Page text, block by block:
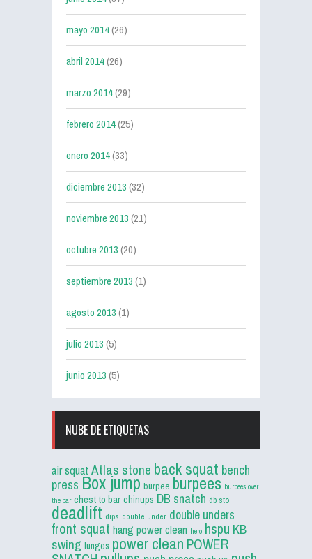
mayo 2014(26)
abril 2014(26)
marzo 2014(29)
febrero 2014(25)
enero 2014(33)
diciembre 2013(32)
noviembre 2013(21)
octubre 2013(20)
septiembre 2013(1)
agosto 2013(1)
julio 2013(5)
junio 2013(5)
NUBE DE ETIQUETAS
air squat Atlas stone back squat bench
press Box jump burpee burpees burpees over
the bar chest to bar chinups DB snatch db sto
deadlift dips double under double unders
front squat hang power clean hero hspu KB
swing lunges power clean POWER